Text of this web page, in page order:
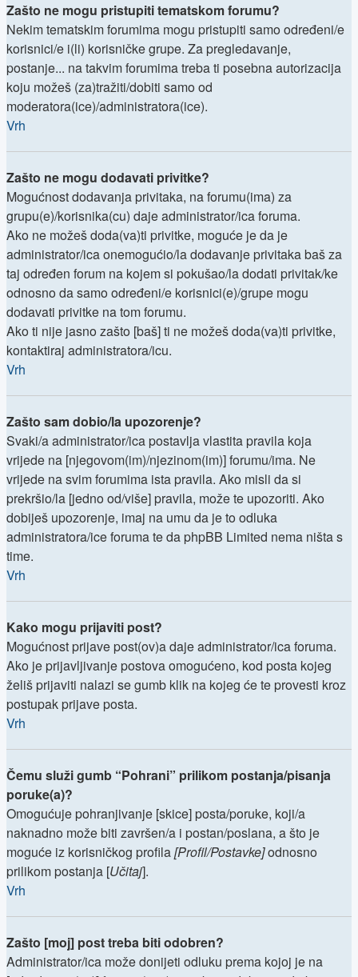
Zašto ne mogu pristupiti tematskom forumu?
Nekim tematskim forumima mogu pristupiti samo određeni/e
korisnici/e i(li) korisničke grupe. Za pregledavanje,
postanje... na takvim forumima treba ti posebna autorizacija
koju možeš (za)tražiti/dobiti samo od
moderatora(ice)/administratora(ice).
Vrh
Zašto ne mogu dodavati privitke?
Mogućnost dodavanja privitaka, na forumu(ima) za
grupu(e)/korisnika(cu) daje administrator/ica foruma.
Ako ne možeš doda(va)ti privitke, moguće je da je
administrator/ica onemogućio/la dodavanje privitaka baš za
taj određen forum na kojem si pokušao/la dodati privitak/ke
odnosno da samo određeni/e korisnici(e)/grupe mogu
dodavati privitke na tom forumu.
Ako ti nije jasno zašto [baš] ti ne možeš doda(va)ti privitke,
kontaktiraj administratora/icu.
Vrh
Zašto sam dobio/la upozorenje?
Svaki/a administrator/ica postavlja vlastita pravila koja
vrijede na [njegovom(im)/njezinom(im)] forumu/ima. Ne
vrijede na svim forumima ista pravila. Ako misli da si
prekršio/la [jedno od/više] pravila, može te upozoriti. Ako
dobiješ upozorenje, imaj na umu da je to odluka
administratora/ice foruma te da phpBB Limited nema ništa s
time.
Vrh
Kako mogu prijaviti post?
Mogućnost prijave post(ov)a daje administrator/ica foruma.
Ako je prijavljivanje postova omogućeno, kod posta kojeg
želiš prijaviti nalazi se gumb klik na kojeg će te provesti kroz
postupak prijave posta.
Vrh
Čemu služi gumb “Pohrani” prilikom postanja/pisanja
poruke(a)?
Omogućuje pohranjivanje [skice] posta/poruke, koji/a
naknadno može biti završen/a i postan/poslana, a što je
moguće iz korisničkog profila[Profil/Postavke]odnosno
prilikom postanja [Učitaj].
Vrh
Zašto [moj] post treba biti odobren?
Administrator/ica može donijeti odluku prema kojoj je na